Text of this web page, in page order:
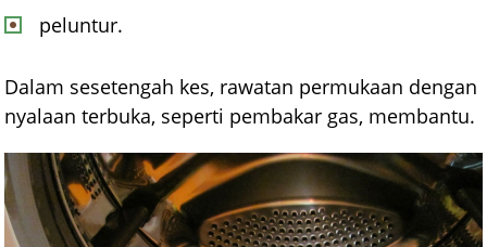
peluntur.
Dalam sesetengah kes, rawatan permukaan dengan
nyalaan terbuka, seperti pembakar gas, membantu.